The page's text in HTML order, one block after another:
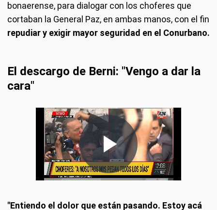
bonaerense, para dialogar con los choferes que
cortaban la General Paz, en ambas manos, con el fin
repudiar y exigir mayor seguridad en el Conurbano.
El descargo de Berni: "Vengo a dar la
cara"
"Entiendo el dolor que están pasando. Estoy acá